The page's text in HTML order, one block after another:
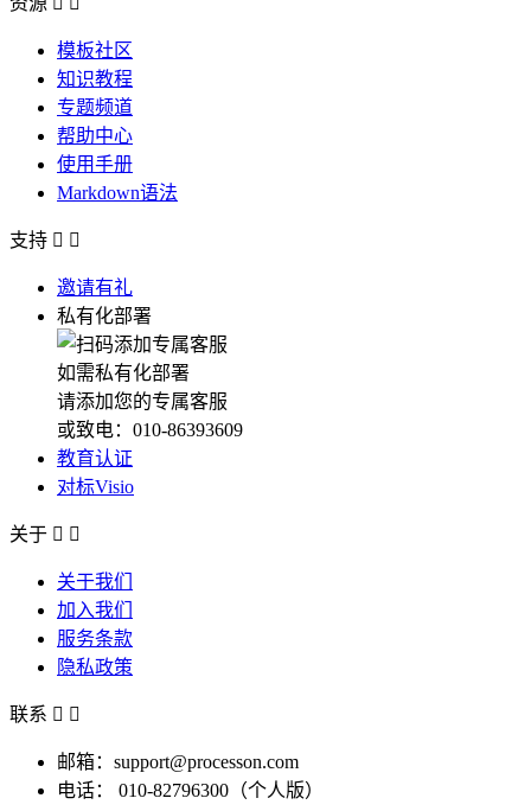
模板社区
知识教程
专题频道
帮助中心
使用手册
Markdown语法
支持  
邀请有礼
私有化部署
如需私有化部署
请添加您的专属客服
或致电：010-86393609
教育认证
对标Visio
关于  
关于我们
加入我们
服务条款
隐私政策
联系  
邮箱：support@processon.com
电话：
010-82796300（个人版）